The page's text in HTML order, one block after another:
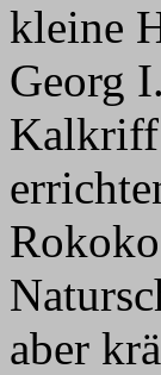
kleine
Georg
Kalkriff
aber